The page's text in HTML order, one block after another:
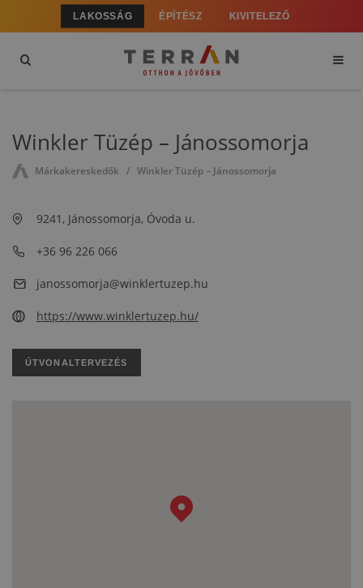
LAKOSSÁG ÉPÍTÉSZ KIVITELEZŐ
Winkler Tüzép – Jánossomorja
Márkakereskedők Winkler Tüzép – Jánossomorja
9241, Jánossomorja, Óvoda u.
+36 96 226 066
janossomorja@winklertuzep.hu
https://www.winklertuzep.hu/
ÚTVONALTERVEZÉS